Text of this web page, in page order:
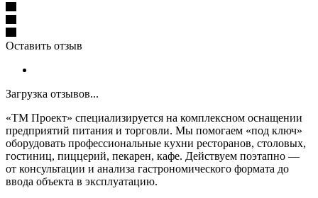
Оставить отзыв
Загрузка отзывов...
«ТМ Проект» специализируется на комплексном оснащении
предприятий питания и торговли. Мы помогаем «под ключ»
оборудовать профессиональные кухни ресторанов, столовых,
гостиниц, пиццерий, пекарен, кафе. Действуем поэтапно —
от консультации и анализа гастрономического формата до
ввода объекта в эксплуатацию.